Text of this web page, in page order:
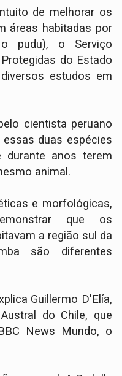
de melhorar os
áreas habitadas por
pudu), o Serviço
do Estado
estudos em
cientista peruano
duas espécies
durante anos terem
animal.
e morfológicas,
que os
a região sul da
são diferentes
Guillermo D'Elía,
do Chile, que
News Mundo, o